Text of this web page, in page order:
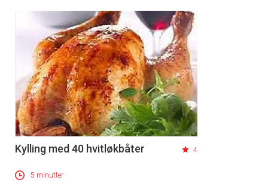
Kylling med 40 hvitløkbåter 4
5 minutter